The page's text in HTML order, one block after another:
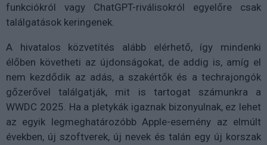
funkciókról vagy ChatGPT-riválisokról egyelőre csak
találgatások keringenek.
A hivatalos közvetítés alább elérhető, így mindenki
élőben követheti az újdonságokat, de addig is, amíg el
nem kezdődik az adás, a szakértők és a techrajongók
gőzerővel találgatják, mit is tartogat számunkra a
WWDC 2025. Ha a pletykák igaznak bizonyulnak, ez lehet
az egyik legmeghatározóbb Apple-esemény az elmúlt
években, új szoftverek, új nevek és talán egy új korszak